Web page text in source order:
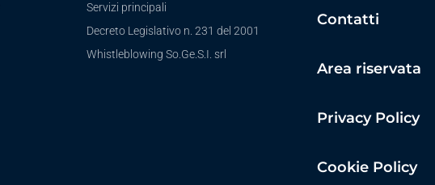
Servizi principali
Decreto Legislativo n. 231 del 2001
Whistleblowing So.Ge.S.I. srl
Contatti
Area riservata
Privacy Policy
Cookie Policy